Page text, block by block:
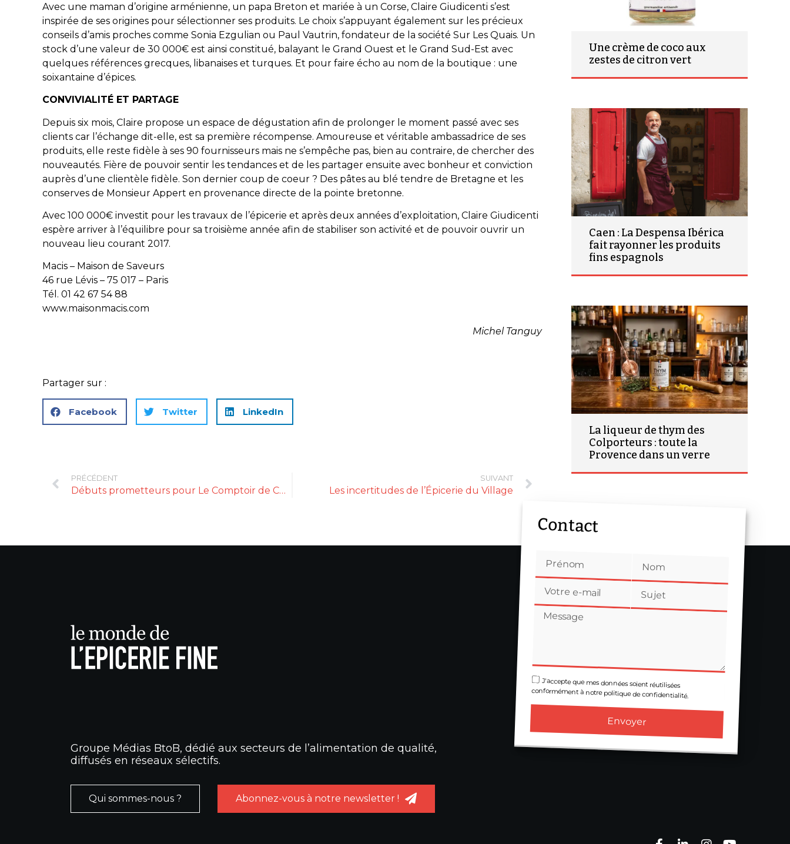
Avec une maman d’origine arménienne, un papa Breton et mariée à un Corse, Claire Giudicenti s’est
inspirée de ses origines pour sélectionner ses produits. Le choix s’appuyant également sur les précieux
conseils d’amis proches comme Sonia Ezgulian ou Paul Vautrin, fondateur de la société Sur Les Quais. Un
stock d’une valeur de 30 000€ est ainsi constitué, balayant le Grand Ouest et le Grand Sud-Est avec
quelques références grecques, libanaises et turques. Et pour faire écho au nom de la boutique : une
soixantaine d’épices.
CONVIVIALITÉ ET PARTAGE
Depuis six mois, Claire propose un espace de dégustation afin de prolonger le moment passé avec ses
clients car l’échange dit-elle, est sa première récompense. Amoureuse et véritable ambassadrice de ses
produits, elle reste fidèle à ses 90 fournisseurs mais ne s’empêche pas, bien au contraire, de chercher des
nouveautés. Fière de pouvoir sentir les tendances et de les partager ensuite avec bonheur et conviction
auprès d’une clientèle fidèle. Son dernier coup de coeur ? Des pâtes au blé tendre de Bretagne et les
conserves de Monsieur Appert en provenance directe de la pointe bretonne.
Avec 100 000€ investit pour les travaux de l’épicerie et après deux années d’exploitation, Claire Giudicenti
espère arriver à l’équilibre pour sa troisième année afin de stabiliser son activité et de pouvoir ouvrir un
nouveau lieu courant 2017.
Macis – Maison de Saveurs
46 rue Lévis – 75 017 – Paris
Tél. 01 42 67 54 88
www.maisonmacis.com
Michel Tanguy
Partager sur :
Facebook Twitter LinkedIn
PRÉCÉDENT
Débuts prometteurs pour Le Comptoir de Claire
SUIVANT
Les incertitudes de l’Épicerie du Village
Une crème de coco aux
zestes de citron vert
Caen : La Despensa Ibérica
fait rayonner les produits
fins espagnols
La liqueur de thym des
Colporteurs : toute la
Provence dans un verre
Groupe Médias BtoB, dédié aux secteurs de l’alimentation de qualité,
diffusés en réseaux sélectifs.
Qui sommes-nous ? Abonnez-vous à notre newsletter !
Contact
J'accepte que mes données soient réutilisées
conformément à notre politique de confidentialité.
Envoyer